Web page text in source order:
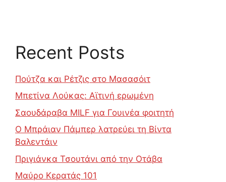
Recent Posts
Πούτζα και Ρέτζις στο Μασασόιτ
Μπετίνα Λούκας: Αϊτινή ερωμένη
Σαουδάραβα MILF για Γουινέα φοιτητή
Ο Μπράιαν Πάμπερ λατρεύει τη Βίντα
Βαλεντάιν
Πριγιάνκα Τσουτάνι από την Οτάβα
Μαύρο Κερατάς 101